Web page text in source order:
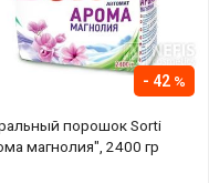
порошок Sorti
магнолия", 2400 гр
42